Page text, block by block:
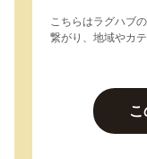
こちらはラグハブのベーシ
繋がり、地域やカ
・各種イベント参
人ブログ投稿 ↓ 【
クリックし、メー
証後、応募フォー